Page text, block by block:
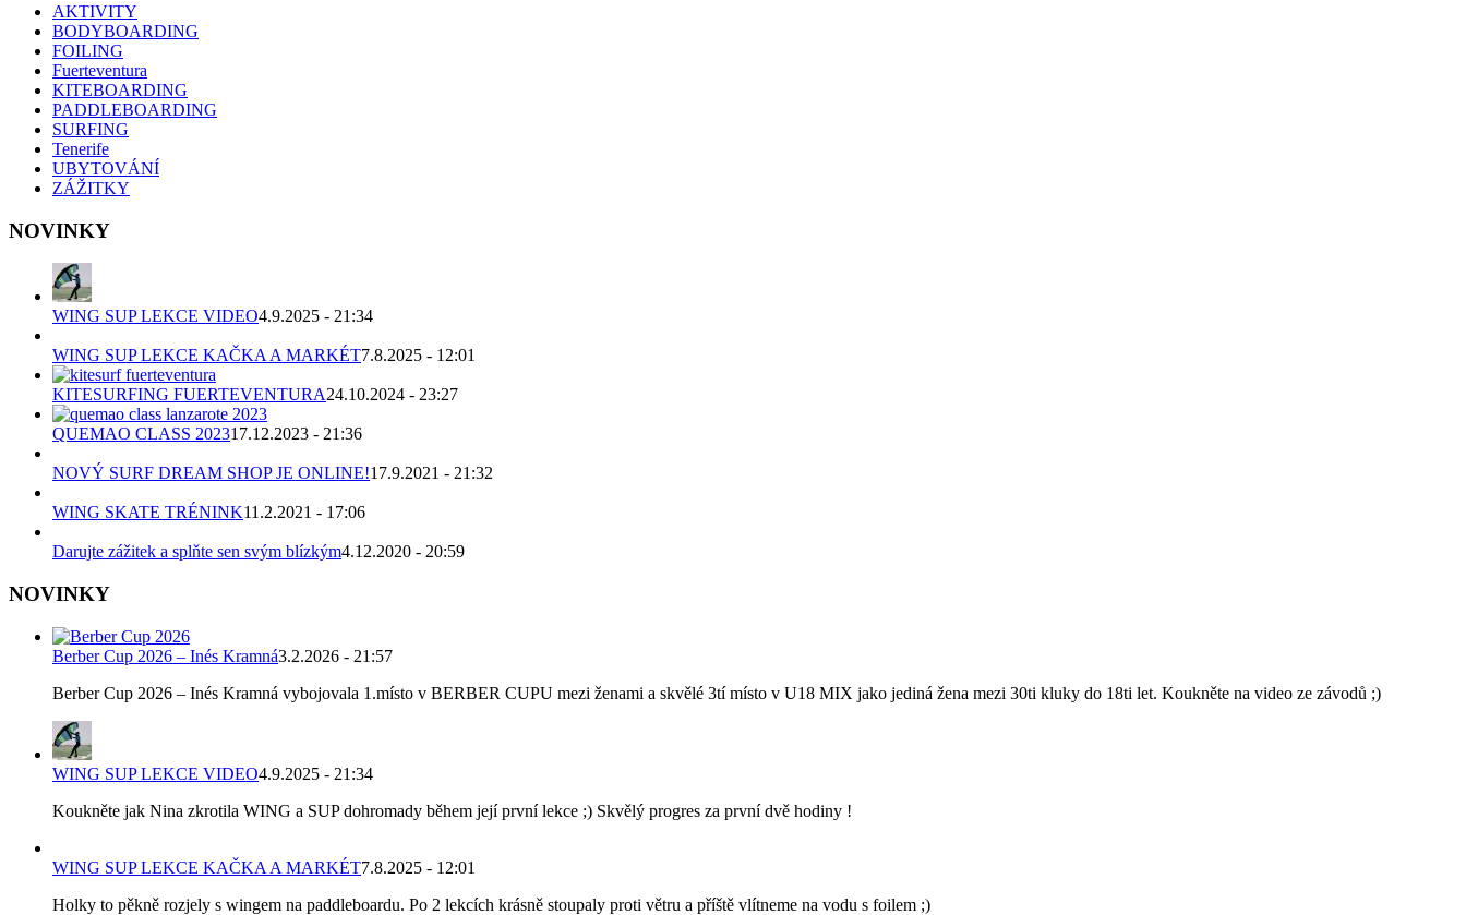
AKTIVITY
BODYBOARDING
FOILING
Fuerteventura
KITEBOARDING
PADDLEBOARDING
SURFING
Tenerife
UBYTOVÁNÍ
ZÁŽITKY
NOVINKY
WING SUP LEKCE VIDEO4.9.2025 - 21:34
WING SUP LEKCE KAČKA A MARKÉT7.8.2025 - 12:01
KITESURFING FUERTEVENTURA24.10.2024 - 23:27
QUEMAO CLASS 202317.12.2023 - 21:36
NOVÝ SURF DREAM SHOP JE ONLINE!17.9.2021 - 21:32
WING SKATE TRÉNINK11.2.2021 - 17:06
Darujte zážitek a splňte sen svým blízkým4.12.2020 - 20:59
NOVINKY
Berber Cup 2026 – Inés Kramná3.2.2026 - 21:57
Berber Cup 2026 – Inés Kramná vybojovala 1.místo v BERBER CUPU mezi ženami a skvělé 3tí místo v U18 MIX jako jediná žena mezi 30ti kluky do 18ti let. Koukněte na video ze závodů ;)
WING SUP LEKCE VIDEO4.9.2025 - 21:34
Koukněte jak Nina zkrotila WING a SUP dohromady během její první lekce ;) Skvělý progres za první dvě hodiny !
WING SUP LEKCE KAČKA A MARKÉT7.8.2025 - 12:01
Holky to pěkně rozjely s wingem na paddleboardu. Po 2 lekcích krásně stoupaly proti větru a příště vlítneme na vodu s foilem ;)